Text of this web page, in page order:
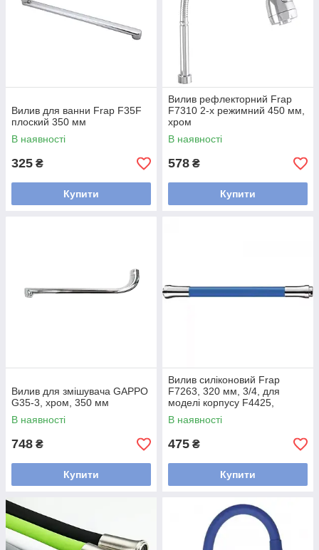
Вилив для ванни Frap F35F
плоский 350 мм
В наявності
325 ₴
Купити
Вилив рефлекторний Frap
F7310 2-х режимний 450 мм,
хром
В наявності
578 ₴
Купити
Вилив для змішувача GAPPO
G35-3, хром, 350 мм
В наявності
748 ₴
Купити
Вилив силіконовий Frap
F7263, 320 мм, 3/4, для
моделі корпусу F4425,
F4424, F4419, синій
В наявності
475 ₴
Купити